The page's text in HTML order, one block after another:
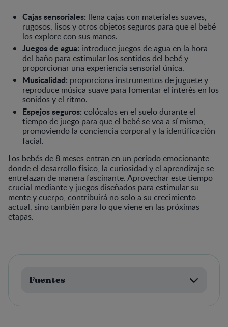
Cajas sensoriales: llena cajas con materiales suaves,
rugosos, lisos y otros objetos seguros para que el bebé
los explore con sus manos.
Juegos de agua: introduce juegos de agua en la hora
del baño para estimular los sentidos del bebé y
proporcionar una experiencia sensorial única.
Musicalidad: proporciona instrumentos de juguete y
reproduce música suave para fomentar el interés en los
sonidos y el ritmo.
Espejos seguros: colócalos en el suelo durante el
tiempo de juego para que el bebé se vea a sí mismo,
promoviendo la conciencia corporal y la identificación
facial.
Los bebés de 8 meses entran en un período emocionante
donde el desarrollo físico, la curiosidad y el aprendizaje se
entrelazan de manera fascinante. Aprovechar este tiempo
crucial mediante y juegos diseñados para estimular su
mente y cuerpo, contribuirá no solo a su crecimiento
actual, sino también para lo que viene en las próximas
etapas.
Fuentes